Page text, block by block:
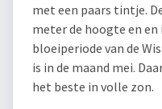
met een paars tintje.
meter de hoogte en en
bloeiperiode van de
is in de maand mei.
het beste in volle zon.